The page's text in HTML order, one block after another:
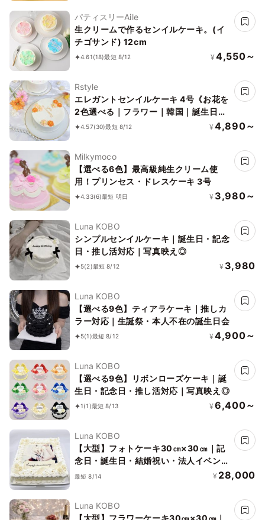
パティスリーAile
生クリームで作るセンイルケーキ。(イ
チゴサンド) 12cm
4.61(18)最短 8/12 ¥ 4,550～
Rstyle
エレガントセンイルケーキ 4号《お花を
2色選べる｜フラワー｜韓国｜誕生日｜
お好きなメッセージ♪》
4.57(30)最短 8/12 ¥ 4,890～
Milkymoco
【選べる6色】最高級純生クリーム使
用！プリンセス・ドレスケーキ 3号
4.33(6)最短 明日 ¥ 3,980～
Luna KOBO
シンプルセンイルケーキ｜誕生日・記念
日・推し活対応｜写真映え◎
5(2)最短 8/12 ¥ 3,980
Luna KOBO
【選べる9色】ティアラケーキ｜推しカ
ラー対応｜生誕祭・本人不在の誕生日会
5(1)最短 8/12 ¥ 4,900～
Luna KOBO
【選べる9色】リボンローズケーキ｜誕
生日・記念日・推し活対応｜写真映え◎
1(1)最短 8/13 ¥ 6,400～
Luna KOBO
【大型】フォトケーキ30㎝×30㎝｜記
念日・誕生日・結婚祝い・法人イベント
｜写真プリントケーキ
最短 8/14 ¥ 28,000
Luna KOBO
【大型】フラワーケーキ30㎝×30㎝｜